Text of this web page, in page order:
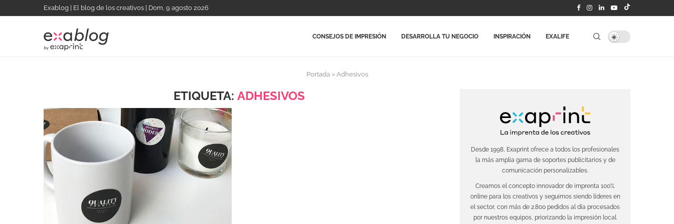
Exablog | El blog de los creativos | Dom, 9 agosto 2026
CONSEJOS DE IMPRESIÓN DESARROLLA TU NEGOCIO INSPIRACIÓN EXALIFE
Portada» Adhesivos
ETIQUETA: ADHESIVOS
Desde 1998, Exaprint ofrece a todos los profesionales
la más amplia gama de soportes publicitarios y de
comunicación personalizables.
Creamos el concepto innovador de imprenta 100%
online para los creativos y seguimos siendo líderes en
el sector, con más de 2.800 pedidos al día procesados
por nuestros equipos, priorizando la impresión local.